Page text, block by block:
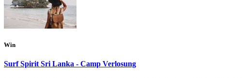
Win
Surf Spirit Sri Lanka - Camp Verlosung